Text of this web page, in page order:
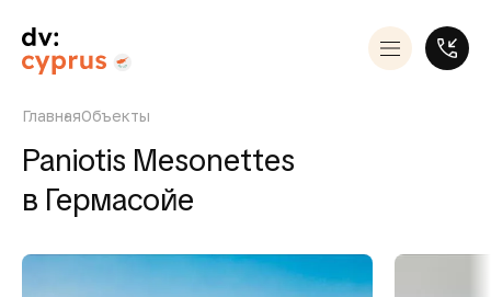
ГлавнаяОбъекты
Paniotis Mesonettes
в Гермасойе